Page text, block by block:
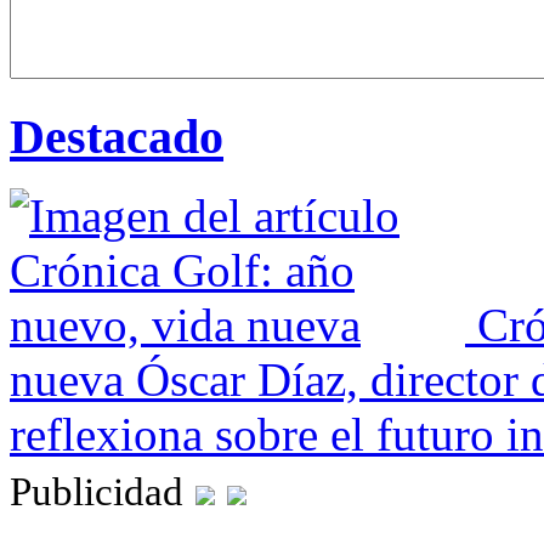
Destacado
nueva Óscar Díaz, director
reflexiona sobre el futuro
Publicidad